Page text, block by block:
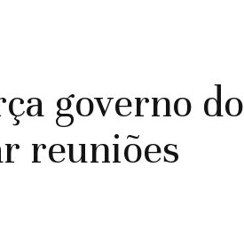
governo do
reuniões